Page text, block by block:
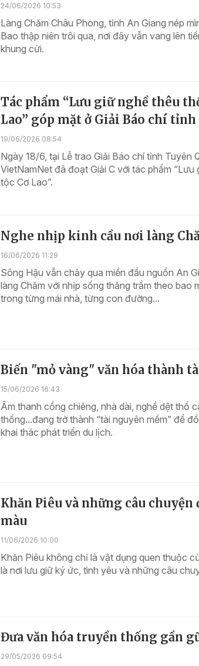
24/06/2026 10:53
Làng Chăm Châu Phong, tỉnh An Giang nép
Bao thập niên trôi qua, nơi đây vẫn vang lên
khung cửi.
Tác phẩm “Lưu giữ nghề thêu
Lao” góp mặt ở Giải Báo chí
19/06/2026 08:54
Ngày 18/6, tại Lễ trao Giải Báo chí tỉnh Tuyên
VietNamNet đã đoạt Giải C với tác phẩm
tộc Cơ Lao”.
Nghe nhịp kinh cầu nơi làng
16/06/2026 11:29
Sông Hậu vẫn chảy qua miền đầu nguồn An
làng Chăm với nhịp sống thăng trầm theo bao
trong từng mái nhà, từng con đường...
Biến "mỏ vàng" văn hóa thành
15/06/2026 16:43
Âm thanh cồng chiêng, nhà dài, nghề dệt thổ
thống...đang trở thành “tài nguyên mềm” để
khai thác phát triển du lịch.
Khăn Piêu và những câu chuyện
màu
11/06/2026 10:00
Khăn Piêu không chỉ là vật dụng quen thuộc
là nơi lưu giữ ký ức, tình yêu và những câu
Đưa văn hóa truyền thống gần
29/05/2026 09:54